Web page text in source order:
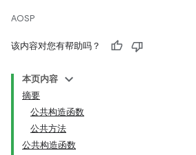
AOSP
该内容对您有帮助吗？
本页内容
摘要
公共构造函数
公共方法
公共构造函数